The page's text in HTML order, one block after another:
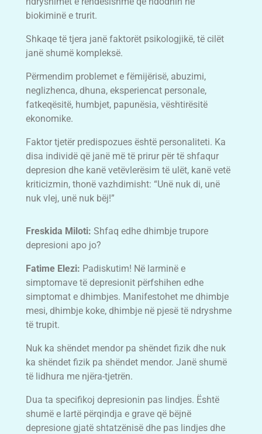
biokiminë e trurit.
Shkaqe të tjera janë faktorët psikologjikë, të cilët
janë shumë kompleksë.
Përmendim problemet e fëmijërisë, abuzimi,
neglizhenca, dhuna, eksperiencat personale,
fatkeqësitë, humbjet, papunësia, vështirësitë
ekonomike.
Faktor tjetër predispozues është personaliteti. Ka
disa individë që janë më të prirur për të shfaqur
depresion dhe kanë vetëvlerësim të ulët, kanë vetë
kriticizmin, thonë vazhdimisht: “Unë nuk di, unë
nuk vlej, unë nuk bëj!”
Freskida Miloti: Shfaq edhe dhimbje trupore
depresioni apo jo?
Fatime Elezi: Padiskutim! Në larminë e
simptomave të depresionit përfshihen edhe
simptomat e dhimbjes. Manifestohet me dhimbje
mesi, dhimbje koke, dhimbje në pjesë të ndryshme
të trupit.
Nuk ka shëndet mendor pa shëndet fizik dhe nuk
ka shëndet fizik pa shëndet mendor. Janë shumë
të lidhura me njëra-tjetrën.
Dua ta specifikoj depresionin pas lindjes. Është
shumë e lartë përqindja e grave që bëjnë
depresione gjatë shtatzënisë dhe pas lindjes dhe